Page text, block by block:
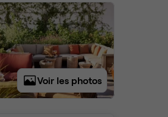
Voir les photos